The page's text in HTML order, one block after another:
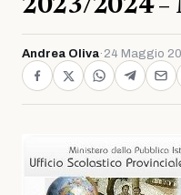
2023/2024 –
Andrea Oliva· 24 Maggio